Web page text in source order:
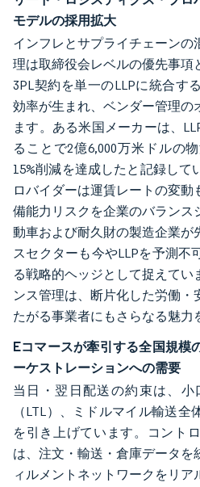
モデルの採用拡大
インフレとサプライチェーンの
理は取締役会レベルの優先事項
3PL契約を単一のLLPに統合す
効率が生まれ、ベンダー管理の
ます。ある米国メーカーは、
ることで2億6,000万米ドルの
15%削減を達成したと記録し
ロバイダーは運賃レートの変
備能力リスクを企業のバランス
動車および耐久財の製造企業が
スセクターも今やLLPを予測不
る戦略的ヘッジとして捉えてい
ンス管理は、断片化した労働・
たがる事業者にもさらなる魅力
Eコマースが牽引する全国規模
ーケストレーションへの需要
当日・翌日配送の約束は、
（LTL）、ミドルマイル輸送
を引き上げています。コント
は、注文・輸送・倉庫データを
ィルメントネットワークをリ